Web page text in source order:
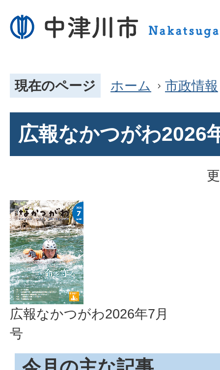
現在のページ ホーム 市政情報
広報なかつがわ2026
広報なかつがわ2026年7月
号